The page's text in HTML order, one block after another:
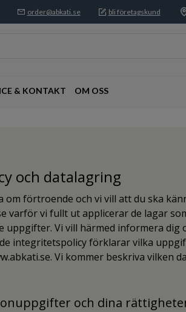
order@abkati.se bli företagskund
& KONTAKT OM OSS
och datalagring
om förtroende och vi vill att du ska
varför vi fullt ut applicerar de lagar
uppgifter. Vi vill härmed informera dig
integritetspolicy förklarar vilka
Vi kommer beskriva vilken
och dina